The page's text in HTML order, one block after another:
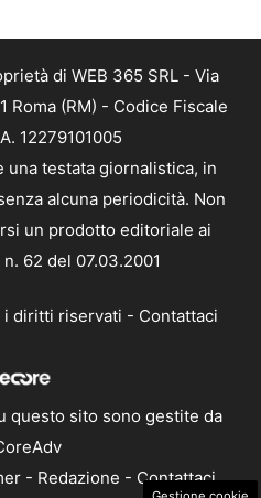
di WEB 365 SRL - Via
Roma (RM) - Codice Fiscale
12279101005
una testata giornalistica, in
alcuna periodicità. Non
un prodotto editoriale ai
62 del 07.03.2001
diritti riservati - Contattaci
questo sito sono gestite da
- Redazione - Contattaci